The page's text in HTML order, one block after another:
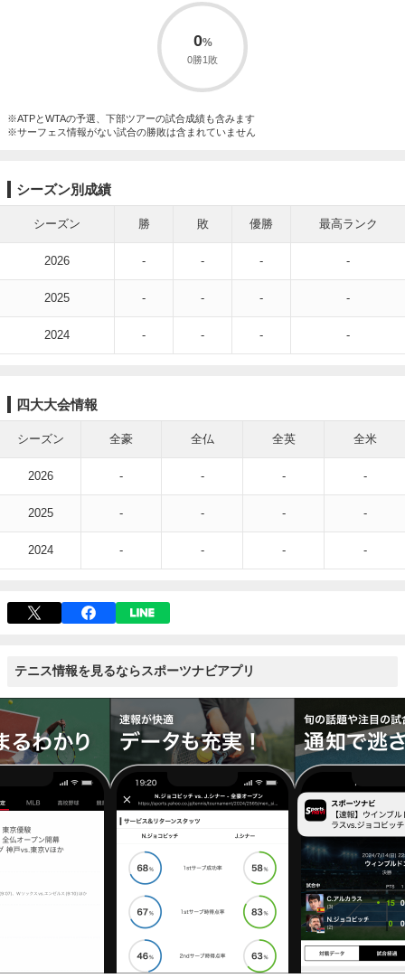
0
0勝1敗
※ATPとWTAの予選、下部ツアーの試合成績も含みます
※サーフェス情報がない試合の勝敗は含まれていません
シーズン別成績
シーズン 勝 敗 優勝 最高ランク
2026 - - - -
2025 - - - -
2024 - - - -
四大大会情報
シーズン 全豪 全仏 全英 全米
2026 - - - -
2025 - - - -
2024 - - - -
テニス情報を見るならスポーツナビアプリ